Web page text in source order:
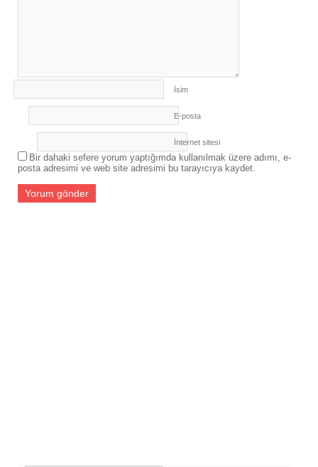
İsim
E-posta
İnternet sitesi
Bir dahaki sefere yorum yaptığımda kullanılmak üzere adımı, e-
posta adresimi ve web site adresimi bu tarayıcıya kaydet.